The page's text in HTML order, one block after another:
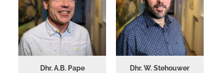
Dhr. A.B. Pape
Dhr. W. Stehouwer